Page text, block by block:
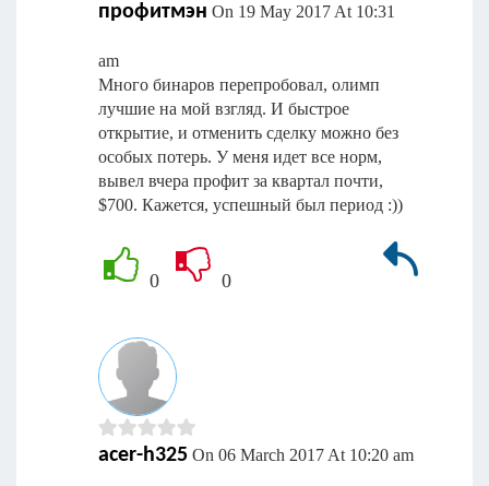
профитмэн On 19 May 2017 At 10:31
am
Много бинаров перепробовал, олимп
лучшие на мой взгляд. И быстрое
открытие, и отменить сделку можно без
особых потерь. У меня идет все норм,
вывел вчера профит за квартал почти,
$700. Кажется, успешный был период :))
0 0
acer-h325 On 06 March 2017 At 10:20 am